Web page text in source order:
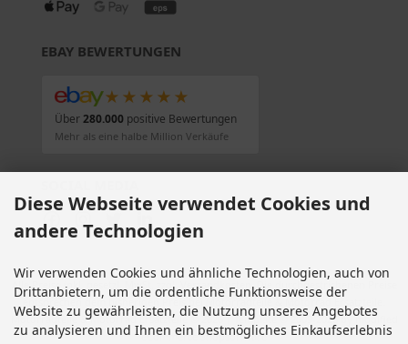
EBAY BEWERTUNGEN
★★★★★
Über280.000positive Bewertungen
Mehr als eine halbe Million Verkäufe
Alle Preise inkl. gesetzl. MwSt. zzgl. Versandkosten . Die durchgestrichenen Preise
entsprechen dem bisherigen Preis bei Motorradteile & Motorrad Ersatzteile.
Motorradteile & Motorrad Ersatzteile © 2026 | Template © 2009-2026 by modified
eCommerce Shopsoftware
Diese Webseite verwendet Cookies und
andere Technologien
Wir verwenden Cookies und ähnliche Technologien, auch von
Drittanbietern, um die ordentliche Funktionsweise der
Website zu gewährleisten, die Nutzung unseres Angebotes
zu analysieren und Ihnen ein bestmögliches Einkaufserlebnis